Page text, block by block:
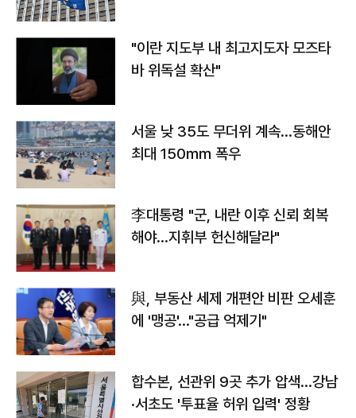
"이란 지도부 내 최고지도자 모즈타
바 위독설 확산"
서울 낮 35도 무더위 계속…동해안
최대 150㎜ 폭우
李대통령 "군, 내란 이후 신뢰 회복
해야…지휘부 헌신해달라"
與, 부동산 세제 개편안 비판 오세훈
에 '맹공'…"공급 억제기"
합수본, 선관위 9곳 추가 압색…강남
·서초도 '투표율 허위 입력' 정황